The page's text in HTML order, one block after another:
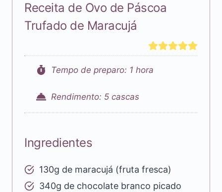
Receita de Ovo de Páscoa
Trufado de Maracujá
Tempo de preparo: 1 hora
Rendimento: 5 cascas
Ingredientes
130g de maracujá (fruta fresca)
340g de chocolate branco picado